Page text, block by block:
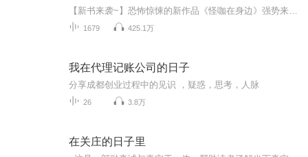
1679 425.1万
我在代理记账公司的日子
分享成都创业过程中的见识 ，疑惑，思考，人脉
26 3.8万
在关庄的日子里